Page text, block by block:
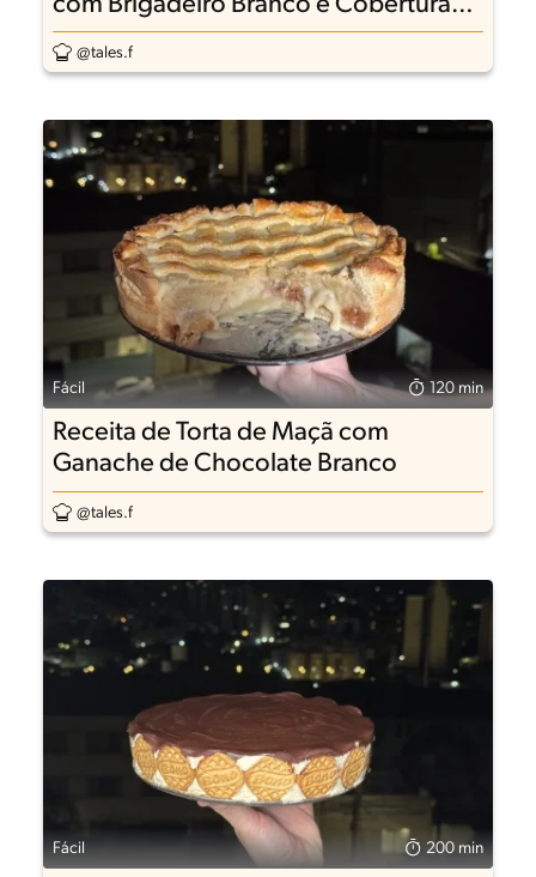
de Chocolate
@tales.f
Fácil 120 min
Receita de Torta de Maçã com
Ganache de Chocolate Branco
@tales.f
Fácil 200 min